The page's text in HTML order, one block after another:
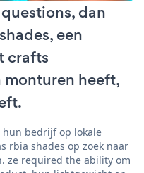
dan
een
crafts
heeft,
bedrijf op lokale
rbia shades op zoek naar
ze required the ability om